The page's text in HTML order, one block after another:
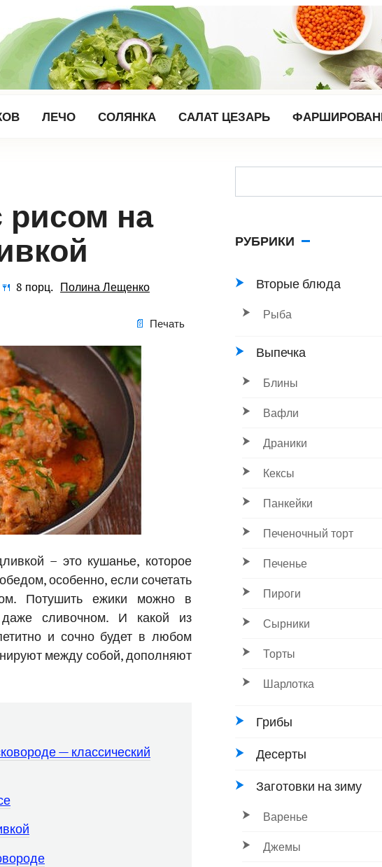
ЛЕЧО СОЛЯНКА САЛАТ ЦЕЗАРЬ
8 порц. Полина Лещенко
Печать
– это кушанье, которое
особенно, если сочетать
Потушить ежики можно в
сливочном. И какой из
и сочно будет в любом
между собой, дополняют
— классический
РУБРИКИ
Вторые блюда
Рыба
Выпечка
Блины
Вафли
Драники
Кексы
Панкейки
Печеночный торт
Печенье
Пироги
Сырники
Торты
Шарлотка
Грибы
Десерты
Заготовки на зиму
Варенье
Джемы